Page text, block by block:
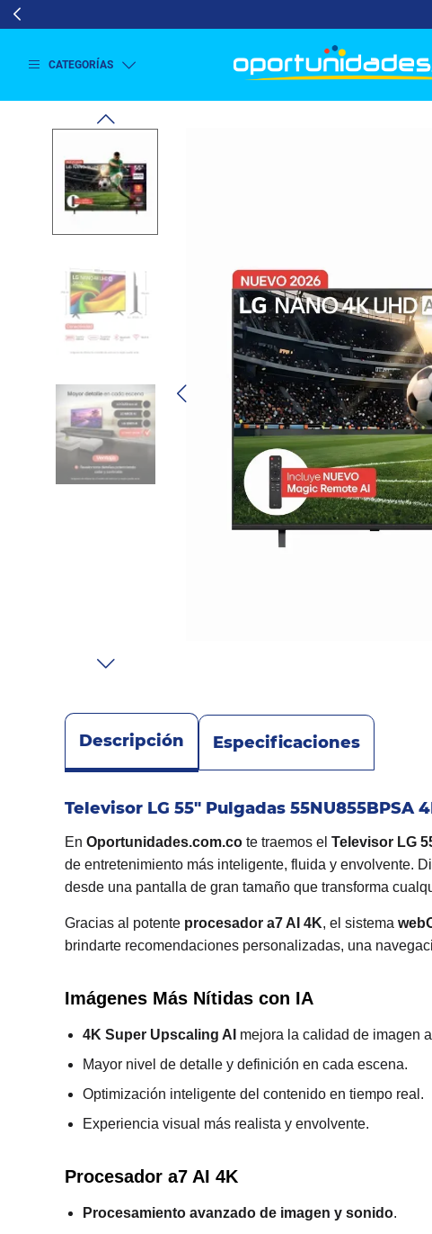
CATEGORÍAS
Secado
Refrigeración
Refrigeración
Aire y
Climatización
Colchones
Cocina
Tecnología
Sonido
Combos
Herramientas
Cuidado
Personal
Descripción Especificaciones
Televisor LG 55" Pulgadas 55NU855BPSA
En Oportunidades.com.co te traemos el Televisor LG
de entretenimiento más inteligente, fluida y envolvente.
desde una pantalla de gran tamaño que transforma
Gracias al potente procesador a7 AI 4K, el sistema
brindarte recomendaciones personalizadas, una
Imágenes Más Nítidas con IA
4K Super Upscaling AI mejora la calidad de imagen
Mayor nivel de detalle y definición en cada escena.
Optimización inteligente del contenido en tiempo real.
Experiencia visual más realista y envolvente.
Procesador a7 AI 4K
Procesamiento avanzado de imagen y sonido.